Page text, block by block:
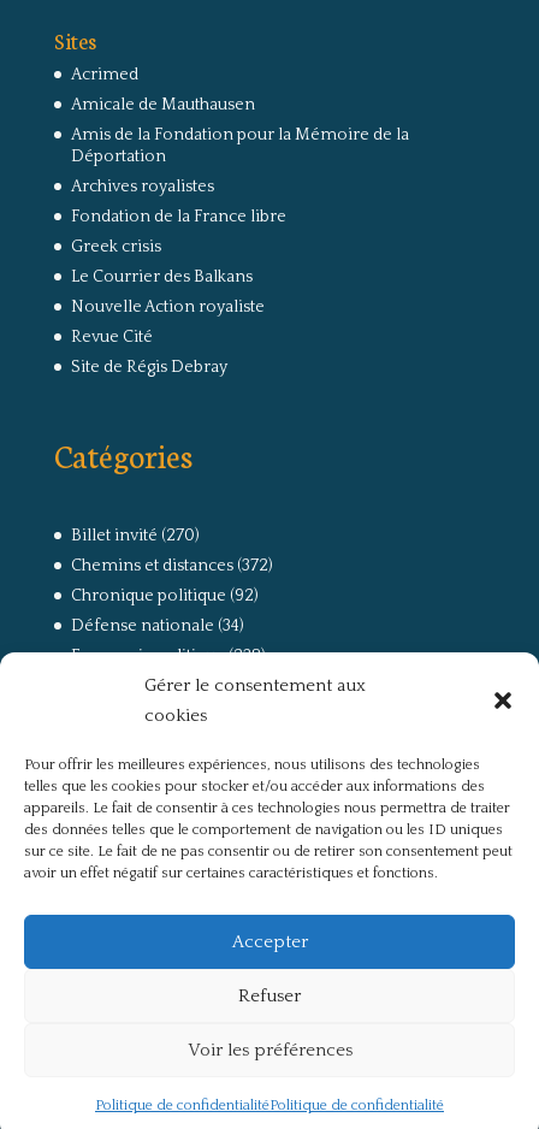
Gérer le consentement aux
cookies
Pour offrir les meilleures expériences, nous utilisons des technologies
telles que les cookies pour stocker et/ou accéder aux informations des
appareils. Le fait de consentir à ces technologies nous permettra de traiter
des données telles que le comportement de navigation ou les ID uniques
sur ce site. Le fait de ne pas consentir ou de retirer son consentement peut
avoir un effet négatif sur certaines caractéristiques et fonctions.
Accepter
Refuser
Voir les préférences
Politique de confidentialitéPolitique de confidentialité
Sites
Acrimed
Amicale de Mauthausen
Amis de la Fondation pour la Mémoire de la
Déportation
Archives royalistes
Fondation de la France libre
Greek crisis
Le Courrier des Balkans
Nouvelle Action royaliste
Revue Cité
Site de Régis Debray
Catégories
Billet invité (270)
Chemins et distances(372)
Chronique politique (92)
Défense nationale (34)
Economie politique(238)
(168)
La guerre, la Résistance et la Déportation
Non classé(42)
Partis politiques, intelligentsia, médias(750)
Présentation(4)
Références(57)